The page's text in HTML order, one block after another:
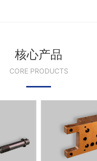
核心产品
CORE PRODUCTS